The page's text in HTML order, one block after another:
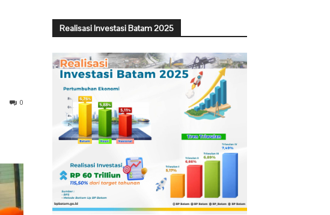
0
Realisasi Investasi Batam 2025